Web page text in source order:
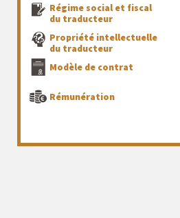
Régime social et fiscal
du traducteur
Propriété intellectuelle
du traducteur
Modèle de contrat
Rémunération